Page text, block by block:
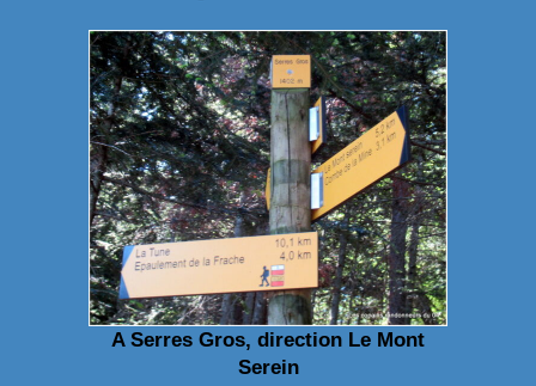
A Serres Gros, direction Le Mont
Serein